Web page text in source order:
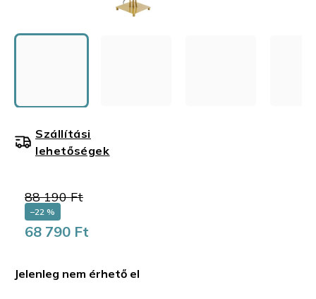
88 190 Ft
–22 %
68 790 Ft
Jelenleg nem érhető el
Szállítási
lehetőségek